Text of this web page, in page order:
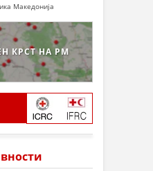
Македонија
КРСТ НА РМ